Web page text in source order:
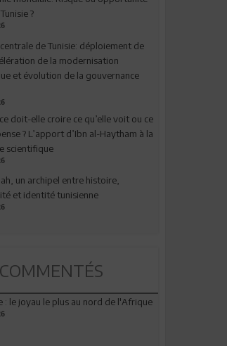
?
de Tunisie: déploiement de
de la modernisation
et évolution de la gouvernance
doit-elle croire ce qu’elle voit ou ce
? L’apport d’Ibn al-Haytham à la
scientifique
un archipel entre histoire,
et identité tunisienne
: le joyau le plus au nord de l'Afrique